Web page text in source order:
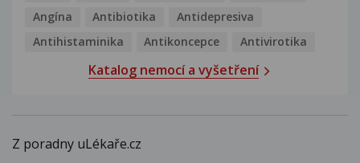
Angína
Antibiotika
Antidepresiva
Antihistaminika
Antikoncepce Antivirotika
Katalog nemocí a vyšetření
Z poradny uLékaře.cz